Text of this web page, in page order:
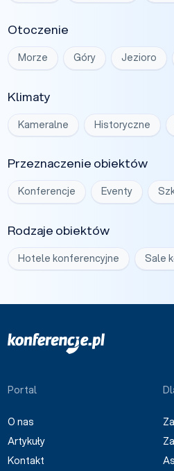
Otoczenie
Morze Góry Jezioro
Klimaty
Kameralne Historyczne
Przeznaczenie obiektów
Konferencje Eventy
Rodzaje obiektów
Hotele konferencyjne Sale
Portal
O nas
Artykuły
Kontakt